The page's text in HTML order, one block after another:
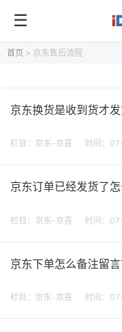
首页 > 京东售后流程
京东换货是收到货才
栏目： 京东-京喜 时间：
京东订单已经发货了
栏目： 京东-京喜 时间：
京东下单怎么备注留
栏目： 京东-京喜 时间：